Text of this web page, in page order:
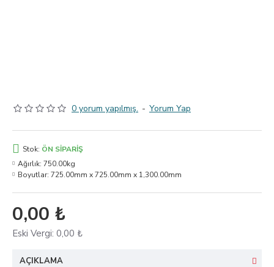
0 yorum yapılmış. - Yorum Yap
0,00 ₺
Eski Vergi: 0,00 ₺
Stok: ÖN SIPARIŞ
Ağırlık: 750.00kg
Boyutlar: 725.00mm x 725.00mm x 1,300.00mm
AÇIKLAMA